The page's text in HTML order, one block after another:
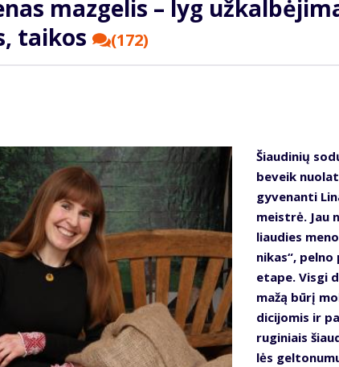
maz­ge­lis – lyg
tai­kos
(172)
Šiau­di­nių
be­veik
gy­ve­nan­ti
meist­rė. Jau
liau­dies
ni­kas“,
eta­pe. Vis­gi
ma­žą bū­rį
di­ci­jo­mis ir
ru­gi­niais
lės